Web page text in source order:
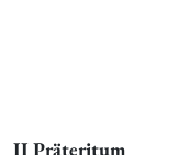
II Präteritum